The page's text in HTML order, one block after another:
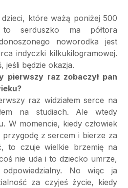
które ważą poniżej 500
serduszko ma półtora
noworodka jest
indyczki kilkukilogramowej.
jeśli będzie okazja.
pierwszy raz zobaczył pan
raz widziałem serce na
na studiach. Ale wtedy
W momencie, kiedy człowiek
przygodę z sercem i bierze za
to czuje wielkie brzemię na
nie uda i to dziecko umrze,
No więc ja
za czyjeś życie, kiedy